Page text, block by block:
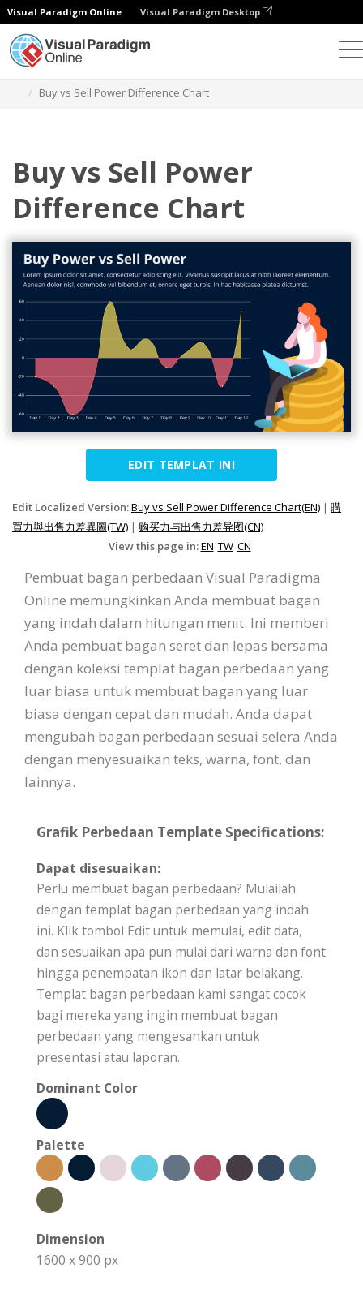
Visual Paradigm Online Visual Paradigm Desktop
Buy vs Sell Power Difference Chart
Buy vs Sell Power
Difference Chart
EDIT TEMPLAT INI
Edit Localized Version:Buy vs Sell Power Difference Chart(EN) | 購
買力與出售力差異圖(TW) | 购买力与出售力差异图(CN)
View this page in:EN TW CN
Pembuat bagan perbedaan Visual Paradigma
Online memungkinkan Anda membuat bagan
yang indah dalam hitungan menit. Ini memberi
Anda pembuat bagan seret dan lepas bersama
dengan koleksi templat bagan perbedaan yang
luar biasa untuk membuat bagan yang luar
biasa dengan cepat dan mudah. Anda dapat
mengubah bagan perbedaan sesuai selera Anda
dengan menyesuaikan teks, warna, font, dan
lainnya.
Grafik Perbedaan Template Specifications:
Dapat disesuaikan:
Perlu membuat bagan perbedaan? Mulailah
dengan templat bagan perbedaan yang indah
ini. Klik tombol Edit untuk memulai, edit data,
dan sesuaikan apa pun mulai dari warna dan font
hingga penempatan ikon dan latar belakang.
Templat bagan perbedaan kami sangat cocok
bagi mereka yang ingin membuat bagan
perbedaan yang mengesankan untuk
presentasi atau laporan.
Dominant Color
Palette
Dimension
1600 x 900 px